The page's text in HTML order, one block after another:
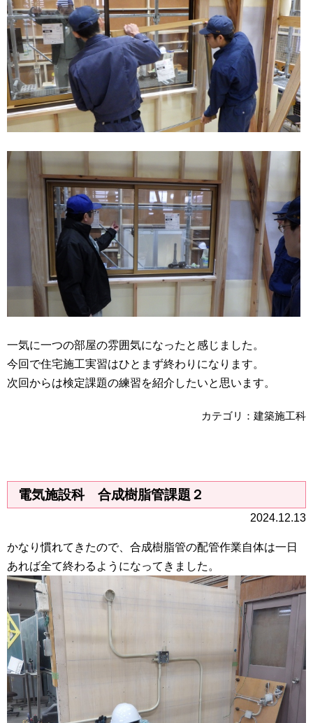
一気に一つの部屋の雰囲気になったと感じました。
今回で住宅施工実習はひとまず終わりになります。
次回からは検定課題の練習を紹介したいと思います。
カテゴリ：建築施工科
電気施設科 合成樹脂管課題２
2024.12.13
かなり慣れてきたので、合成樹脂管の配管作業自体は一日
あれば全て終わるようになってきました。